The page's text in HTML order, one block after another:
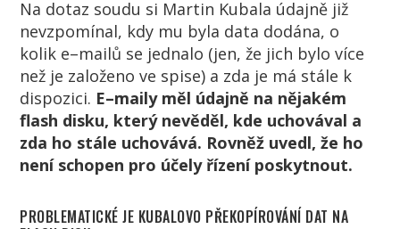
Na dotaz soudu si Martin Kubala údajně již
nevzpomínal, kdy mu byla data dodána, o
kolik e–mailů se jednalo (jen, že jich bylo více
než je založeno ve spise) a zda je má stále k
dispozici. E–maily měl údajně na nějakém
flash disku, který nevěděl, kde uchovával a
zda ho stále uchovává. Rovněž uvedl, že ho
není schopen pro účely řízení poskytnout.
PROBLEMATICKÉ JE KUBALOVO PŘEKOPÍROVÁNÍ DAT NA